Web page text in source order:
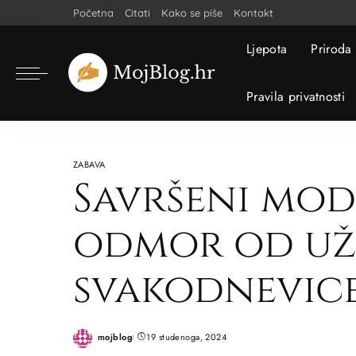
Početna Citati Kako se piše Kontakt
Ljepota Priroda
Pravila privatnosti
ZABAVA
Savršeni
odmor od
Posted
mojblog 19 studenoga, 2024